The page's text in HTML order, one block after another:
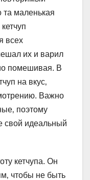
та маленькая
всех
их и варил
помешивая. В
на вкус‚
Важно
поэтому
свой идеальный
кетчупа. Он
чтобы не быть